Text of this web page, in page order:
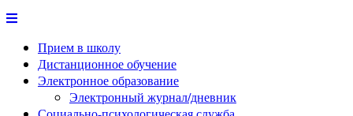
Прием в школу
Дистанционное обучение
Электронное образование
Электронный журнал/дневник